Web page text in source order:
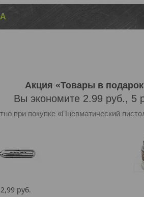
Акция «Товары в
Вы экономите 2.99 руб., 5
при покупке «Пневматический
2,99 руб.